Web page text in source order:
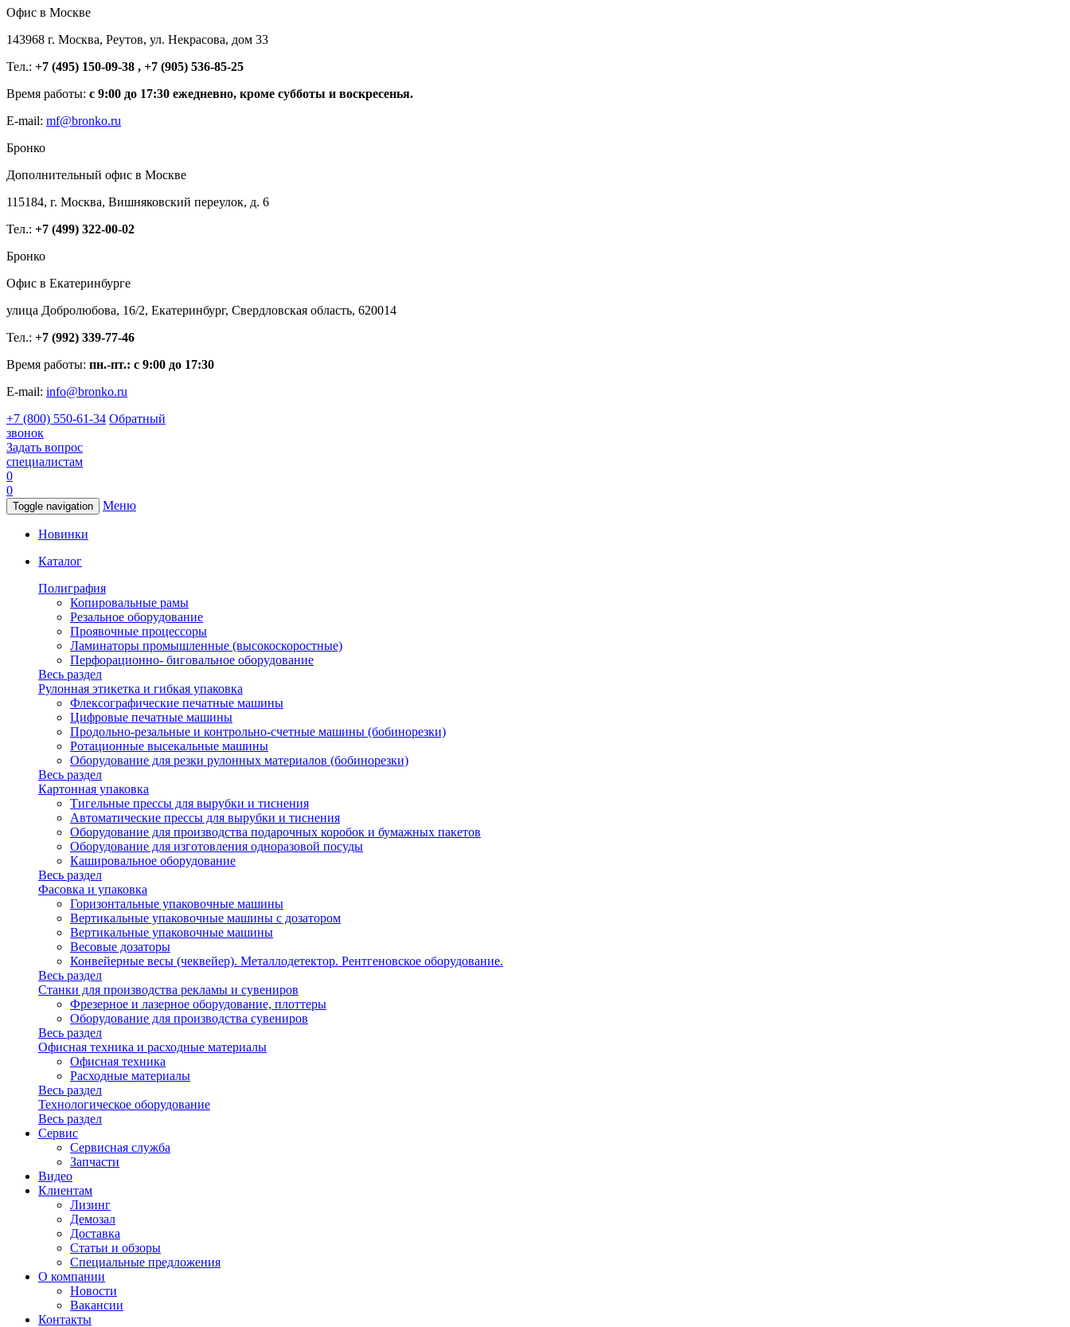
Офис в Москве
143968 г. Москва, Реутов, ул. Некрасова, дом 33
Тел.: +7 (495) 150-09-38 , +7 (905) 536-85-25
Время работы: с 9:00 до 17:30 ежедневно, кроме субботы и воскресенья.
E-mail: mf@bronko.ru
Бронко
Дополнительный офис в Москве
115184, г. Москва, Вишняковский переулок, д. 6
Тел.: +7 (499) 322-00-02
Бронко
Офис в Екатеринбурге
улица Добролюбова, 16/2, Екатеринбург, Свердловская область, 620014
Тел.: +7 (992) 339-77-46
Время работы: пн.-пт.: с 9:00 до 17:30
E-mail: info@bronko.ru
+7 (800) 550-61-34 Обратный
звонок
Задать вопрос
специалистам
0
0
Toggle navigation Меню
Новинки
Каталог
Полиграфия
Копировальные рамы
Резальное оборудование
Проявочные процессоры
Ламинаторы промышленные (высокоскоростные)
Перфорационно- биговальное оборудование
Весь раздел
Рулонная этикетка и гибкая упаковка
Флексографические печатные машины
Цифровые печатные машины
Продольно-резальные и контрольно-счетные машины (бобинорезки)
Ротационные высекальные машины
Оборудование для резки рулонных материалов (бобинорезки)
Весь раздел
Картонная упаковка
Тигельные прессы для вырубки и тиснения
Автоматические прессы для вырубки и тиснения
Оборудование для производства подарочных коробок и бумажных пакетов
Оборудование для изготовления одноразовой посуды
Кашировальное оборудование
Весь раздел
Фасовка и упаковка
Горизонтальные упаковочные машины
Вертикальные упаковочные машины с дозатором
Вертикальные упаковочные машины
Весовые дозаторы
Конвейерные весы (чеквейер). Металлодетектор. Рентгеновское оборудование.
Весь раздел
Станки для производства рекламы и сувениров
Фрезерное и лазерное оборудование, плоттеры
Оборудование для производства сувениров
Весь раздел
Офисная техника и расходные материалы
Офисная техника
Расходные материалы
Весь раздел
Технологическое оборудование
Весь раздел
Сервис
Сервисная служба
Запчасти
Видео
Клиентам
Лизинг
Демозал
Доставка
Статьи и обзоры
Специальные предложения
О компании
Новости
Вакансии
Контакты